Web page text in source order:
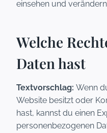
einsehen und
Welche
Daten hast
Textvorschlag: Wenn
Website besitzt oder
hast, kannst du einen
personenbezogenen